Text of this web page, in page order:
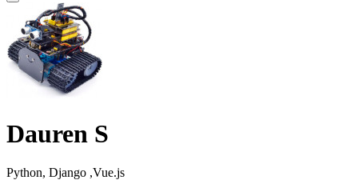
Dauren S
Python, Django ,Vue.js